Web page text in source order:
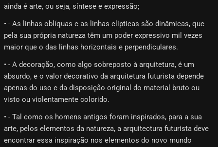
ainda é arte, ou seja, síntese e expressão;
• - As linhas oblíquas e as linhas elípticas são dinâmicas, que
pela sua própria natureza têm um poder expressivo mil vezes
maior que o das linhas horizontais e perpendiculares.
• - A decoração, como algo sobreposto à arquitetura, é um
absurdo, e o valor decorativo da arquitetura futurista depende
apenas do uso e da disposição original do material bruto ou
visto ou violentamente colorido.
• - Tal como os homens antigos foram inspirados, para a sua
arte, pelos elementos da natureza, a arquitectura futurista deve
encontrar essa inspiração nos elementos do novo mundo